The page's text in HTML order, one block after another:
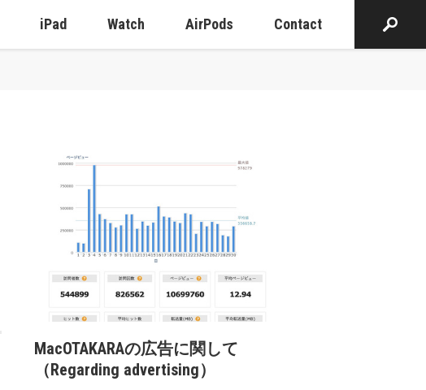
iPad Watch AirPods Contact
MacOTAKARAの広告に関して
（Regarding advertising）